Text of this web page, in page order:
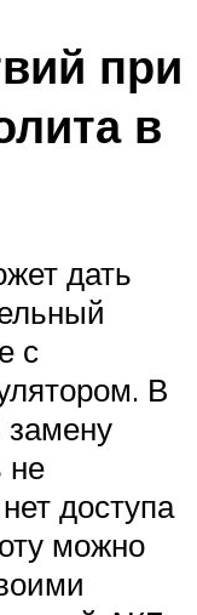
при
в
дать
с
В
не
доступа
можно